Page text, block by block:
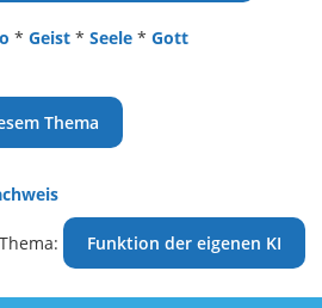
* Geist * Seele * Gott
Thema
Funktion der eigenen KI